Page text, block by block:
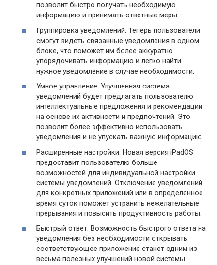
позволит быстро получать необходимую
информацию и принимать ответные меры.
Группировка уведомлений: Теперь пользователи
смогут видеть связанные уведомления в одном
блоке, что поможет им более аккуратно
упорядочивать информацию и легко найти
нужное уведомление в случае необходимости.
Умное управление: Улучшенная система
уведомлений будет предлагать пользователю
интеллектуальные предложения и рекомендации
на основе их активности и предпочтений. Это
позволит более эффективно использовать
уведомления и не упускать важную информацию.
Расширенные настройки: Новая версия iPadOS
предоставит пользователю больше
возможностей для индивидуальной настройки
системы уведомлений. Отключение уведомлений
для конкретных приложений или в определенное
время суток поможет устранить нежелательные
прерывания и повысить продуктивность работы.
Быстрый ответ: Возможность быстрого ответа на
уведомления без необходимости открывать
соответствующее приложение станет одним из
весьма полезных улучшений новой системы